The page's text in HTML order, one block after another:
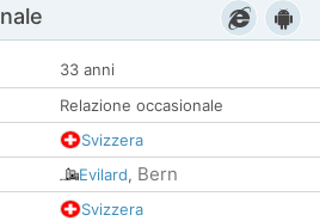
33 anni
Relazione occasionale
Svizzera
Evilard, Bern
Svizzera